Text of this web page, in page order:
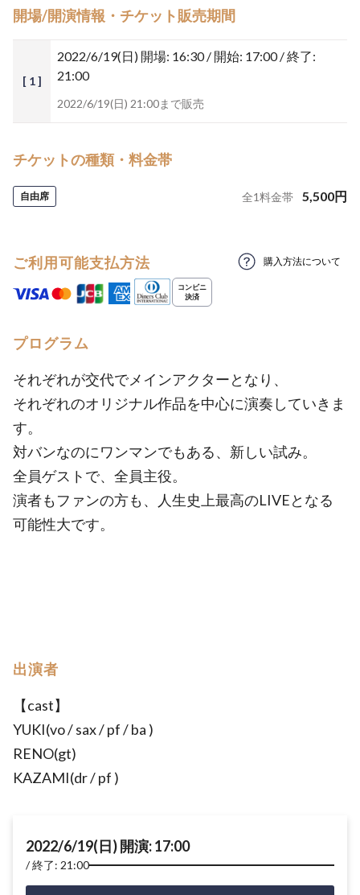
開場/開演情報・チケット販売期間
[ 1 ]
2022/6/19(日) 開場: 16:30 / 開始: 17:00 / 終了:
21:00
2022/6/19(日) 21:00まで販売
チケットの種類・料金帯
自由席 全1料金帯 5,500円
ご利用可能支払方法 購入方法について
プログラム
それぞれが交代でメインアクターとなり、
それぞれのオリジナル作品を中心に演奏していきま
す。
対バンなのにワンマンでもある、新しい試み。
全員ゲストで、全員主役。
演者もファンの方も、人生史上最高のLIVEとなる
可能性大です。
出演者
【cast】
YUKI(vo / sax / pf / ba )
RENO(gt)
KAZAMI(dr / pf )
2022/6/19(日) 開演: 17:00
終了: 21:00